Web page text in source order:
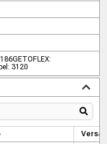
GETOFLEX:
3120
Versão